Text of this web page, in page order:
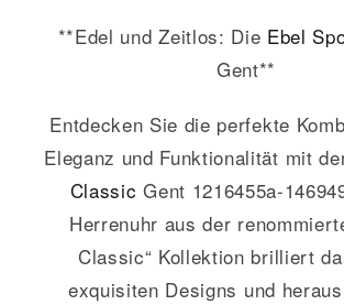
**Edel und Zeitlos: Die Ebel
Gent**
Entdecken Sie die perfekte
Eleganz und Funktionalität mit
Classic Gent 1216455a-
Herrenuhr aus der
Classic“ Kollektion brilliert
exquisiten Designs und